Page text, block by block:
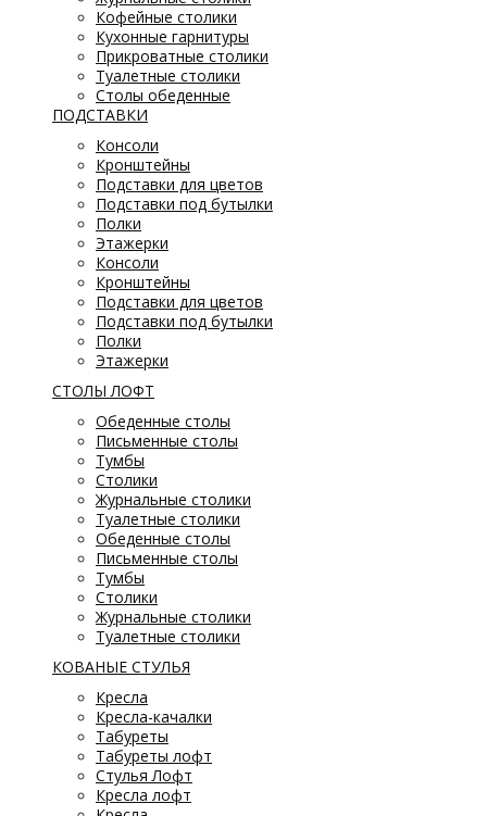
Кофейные столики
Кухонные гарнитуры
Прикроватные столики
Туалетные столики
Столы обеденные
ПОДСТАВКИ
Консоли
Кронштейны
Подставки для цветов
Подставки под бутылки
Полки
Этажерки
Консоли
Кронштейны
Подставки для цветов
Подставки под бутылки
Полки
Этажерки
СТОЛЫ ЛОФТ
Обеденные столы
Письменные столы
Тумбы
Столики
Журнальные столики
Туалетные столики
Обеденные столы
Письменные столы
Тумбы
Столики
Журнальные столики
Туалетные столики
КОВАНЫЕ СТУЛЬЯ
Кресла
Кресла-качалки
Табуреты
Табуреты лофт
Стулья Лофт
Кресла лофт